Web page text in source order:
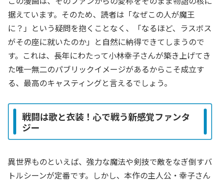
据えています。そのため、読者は「なぜこの人が魔王
に？」という疑問を抱くことなく、「なるほど、ラスボス
がその座に就いたのか」と自然に納得できてしまうので
す。これは、長年にわたって小林幸子さんが築き上げてき
た唯一無二のパブリックイメージがあるからこそ成立す
る、最高のキャスティングと言えるでしょう。
戦闘は歌と衣装！心で戦う新感覚ファンタ
ジー
異世界ものといえば、強力な魔法や剣技で敵をなぎ倒すバ
トルシーンが定番です。しかし、本作の主人公・幸子さん